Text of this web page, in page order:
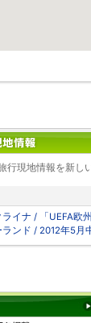
行現地情報を新し
イナ / 「UEFA欧
ンド / 2012年5月